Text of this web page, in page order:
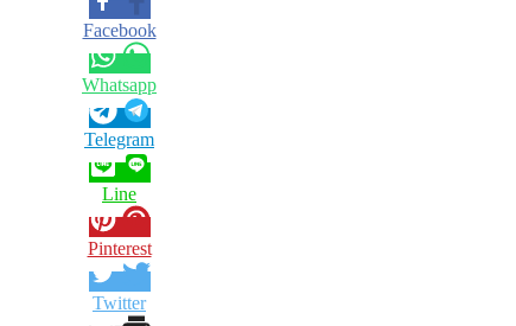
Facebook
Whatsapp
Telegram
Line
Pinterest
Twitter